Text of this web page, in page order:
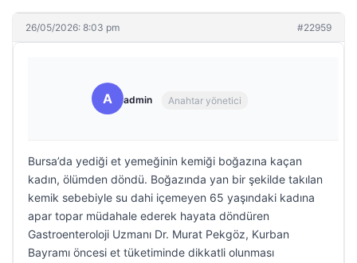
26/05/2026: 8:03 pm #22959
A admin Anahtar yönetici
Bursa’da yediği et yemeğinin kemiği boğazına kaçan
kadın, ölümden döndü. Boğazında yan bir şekilde takılan
kemik sebebiyle su dahi içemeyen 65 yaşındaki kadına
apar topar müdahale ederek hayata döndüren
Gastroenteroloji Uzmanı Dr. Murat Pekgöz, Kurban
Bayramı öncesi et tüketiminde dikkatli olunması